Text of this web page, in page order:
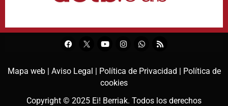
Mapa web | Aviso Legal | Política de Privacidad | Política de
cookies
Copyright © 2025 Ei! Berriak. Todos los derechos